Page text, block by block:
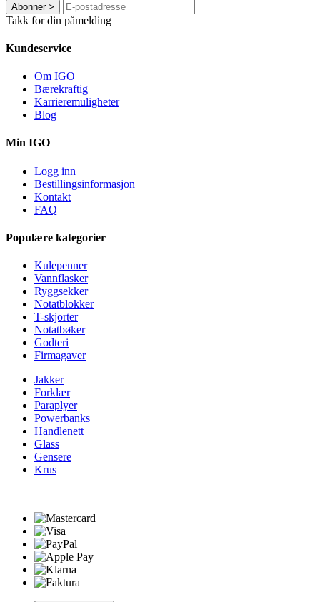
Abonner>
Takk for din påmelding
Kundeservice
Om IGO
Bærekraftig
Karrieremuligheter
Blog
Min IGO
Logg inn
Bestillingsinformasjon
Kontakt
FAQ
Populære kategorier
Kulepenner
Vannflasker
Ryggsekker
Notatblokker
T-skjorter
Notatbøker
Godteri
Firmagaver
Jakker
Forklær
Paraplyer
Powerbanks
Handlenett
Glass
Gensere
Krus